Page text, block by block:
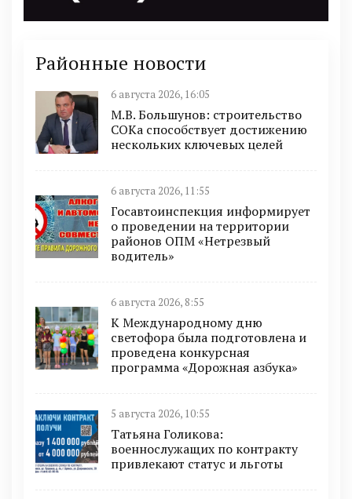
Районные новости
6 августа 2026, 16:05
М.В. Большунов: строительство
СОКа способствует достижению
нескольких ключевых целей
6 августа 2026, 11:55
Госавтоинспекция информирует
о проведении на территории
районов ОПМ «Нетрезвый
водитель»
6 августа 2026, 8:55
К Международному дню
светофора была подготовлена и
проведена конкурсная
программа «Дорожная азбука»
5 августа 2026, 10:55
Татьяна Голикова:
военнослужащих по контракту
привлекают статус и льготы